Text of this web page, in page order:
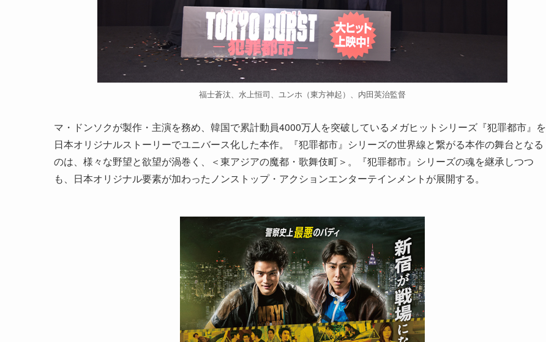
福士蒼汰、水上恒司、ユンホ（東方神起）、内田英治監督
マ・ドンソクが製作・主演を務め、韓国で累計動員4000万人を突破しているメガヒットシリーズ『犯罪都市』を
日本オリジナルストーリーでユニバース化した本作。『犯罪都市』シリーズの世界線と繋がる本作の舞台となる
のは、様々な野望と欲望が渦巻く、＜東アジアの魔都・歌舞伎町＞。『犯罪都市』シリーズの魂を継承しつつ
も、日本オリジナル要素が加わったノンストップ・アクションエンターテインメントが展開する。